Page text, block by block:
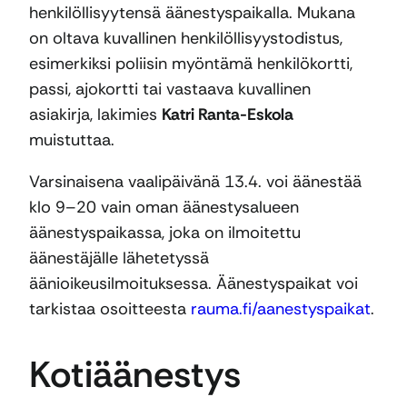
henkilöllisyytensä äänestyspaikalla. Mukana
on oltava kuvallinen henkilöllisyystodistus,
esimerkiksi poliisin myöntämä henkilökortti,
passi, ajokortti tai vastaava kuvallinen
asiakirja, lakimies Katri Ranta-Eskola
muistuttaa.
Varsinaisena vaalipäivänä 13.4. voi äänestää
klo 9–20 vain oman äänestysalueen
äänestyspaikassa, joka on ilmoitettu
äänestäjälle lähetetyssä
äänioikeusilmoituksessa. Äänestyspaikat voi
tarkistaa osoitteesta rauma.fi/aanestyspaikat.
Kotiäänestys